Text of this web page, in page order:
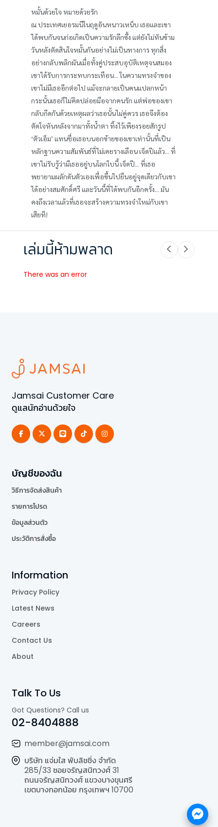
หมั้นด้วยใจ หมายด้วยรัก
ณ ประเทศเยอรมนีในฤดูอันหนาวเหน็บ เธอและเขา
ได้พบกันจนก่อเกิดเป็นความรักลึกซึ้ง แต่ยังไม่ทันข้าม
วันหลังตัดสินใจหมั้นกันอย่างไม่เป็นทางการ ทุกสิ่ง
อย่างกลับพลิกผันเมื่อทั้งคู่ประสบอุบัติเหตุจนสมอง
เขาได้รับการกระทบกระเทือน... ในความทรงจำของ
เขาไม่มีเธออีกต่อไป แม้จะกลายเป็นคนแปลกหน้า
กระนั้นเธอก็ไม่คิดปล่อยมือจากคนรัก แต่พ่อของเขา
กลับกีดกันด้วยเหตุผลว่าเธอนั้นไม่คู่ควร เธอจึงต้อง
ตัดใจหันหลังจากมาทั้งน้ำตา ทิ้งไว้เพียงรอยสักรูป
‘ตัวเอ็ม’ แทนชื่อเธอบนอกซ้ายของเขาเท่านั้นที่เป็น
หลักฐานความสัมพันธ์ที่ไม่เคยรางเลือน เจ็ดปีแล้ว... ที่
เขาไม่รับรู้ว่ามีเธออยู่บนโลกใบนี้ เจ็ดปี... ที่เธอ
พยายามผลักดันตัวเองเพื่อขึ้นไปยืนอยู่จุดเดียวกับเขา
ได้อย่างสมศักดิ์ศรี และวันนี้ที่ได้พบกันอีกครั้ง... มัน
คงถึงเวลาแล้วที่เธอจะสร้างความทรงจำใหม่กับเขา
เสียที!
เล่มนี้ห้ามพลาด
There was an error
Jamsai Customer Care
ดูแลนักอ่านด้วยใจ
บัญชีของฉัน
วิธีการจัดส่งสินค้า
รายการโปรด
ข้อมูลส่วนตัว
ประวัติการสั่งซื้อ
Information
Privacy Policy
Latest News
Careers
Contact Us
About
Talk To Us
Got Questions? Call us
02-8404888
member@jamsai.com
บริษัท แจ่มใส พับลิชชิ่ง จำกัด
285/33 ซอยจรัญสนิทวงศ์ 31
ถนนจรัญสนิทวงศ์ แขวงบางขุนศรี
เขตบางกอกน้อย กรุงเทพฯ 10700